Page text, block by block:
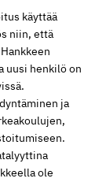
käyttää
niin, että
uusi henkilö on
ja
ole